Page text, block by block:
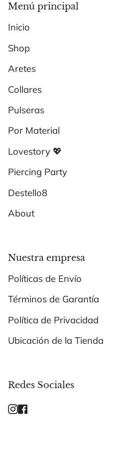
Menú principal
Inicio
Shop
Aretes
Collares
Pulseras
Por Material
Lovestory 💖
Piercing Party
Destello8
About
Nuestra empresa
Políticas de Envío
Términos de Garantía
Política de Privacidad
Ubicación de la Tienda
Redes Sociales
Instagram